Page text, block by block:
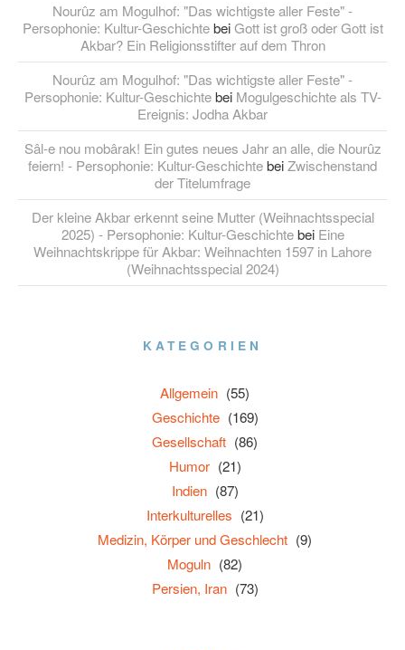
Nourûz am Mogulhof: "Das wichtigste aller Feste" -
Persophonie: Kultur-GeschichtebeiGott ist groß oder Gott ist
Akbar? Ein Religionsstifter auf dem Thron
Nourûz am Mogulhof: "Das wichtigste aller Feste" -
Persophonie: Kultur-Geschichtebei Mogulgeschichte als TV-
Ereignis: Jodha Akbar
Sâl-e nou mobârak! Ein gutes neues Jahr an alle, die Nourûz
feiern! - Persophonie: Kultur-GeschichtebeiZwischenstand
der Titelumfrage
Der kleine Akbar erkennt seine Mutter (Weihnachtsspecial
2025) - Persophonie: Kultur-Geschichtebei Eine
Weihnachtskrippe für Akbar: Weihnachten 1597 in Lahore
(Weihnachtsspecial 2024)
KATEGORIEN
Allgemein (55)
Geschichte (169)
Gesellschaft (86)
Humor (21)
Indien (87)
Interkulturelles (21)
Medizin, Körper und Geschlecht (9)
Moguln (82)
Persien, Iran (73)